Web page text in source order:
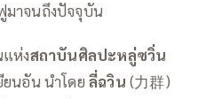
มาจนถึงปัจจุบัน
ห่งสถาบันศิลปะหลู่ซวิ่น
นอัน นำโดย ลี่ฉวิน (力群)